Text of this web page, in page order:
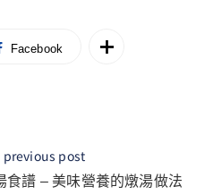
Facebook
previous post
食譜 – 美味營養的燉湯做法